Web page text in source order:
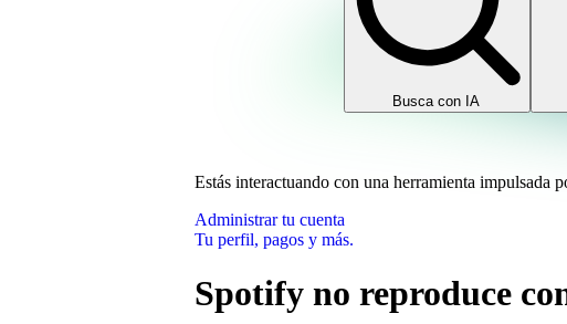
Busca con IA
Estás interactuando con una herramienta impulsada
Administrar tu cuenta
Tu perfil, pagos y más.
Spotify no reproduce